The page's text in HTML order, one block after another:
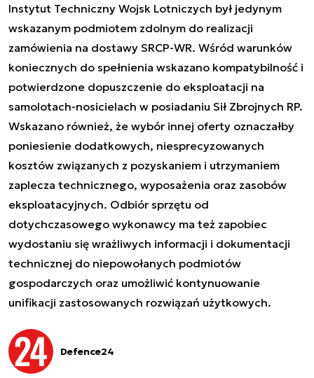
Instytut Techniczny Wojsk Lotniczych był jedynym
wskazanym podmiotem zdolnym do realizacji
zamówienia na dostawy SRCP-WR. Wśród warunków
koniecznych do spełnienia wskazano kompatybilność i
potwierdzone dopuszczenie do eksploatacji na
samolotach-nosicielach w posiadaniu Sił Zbrojnych RP.
Wskazano również, że wybór innej oferty oznaczałby
poniesienie dodatkowych, niesprecyzowanych
kosztów związanych z pozyskaniem i utrzymaniem
zaplecza technicznego, wyposażenia oraz zasobów
eksploatacyjnych. Odbiór sprzętu od
dotychczasowego wykonawcy ma też zapobiec
wydostaniu się wrażliwych informacji i dokumentacji
technicznej do niepowołanych podmiotów
gospodarczych oraz umożliwić kontynuowanie
unifikacji zastosowanych rozwiązań użytkowych.
Defence24